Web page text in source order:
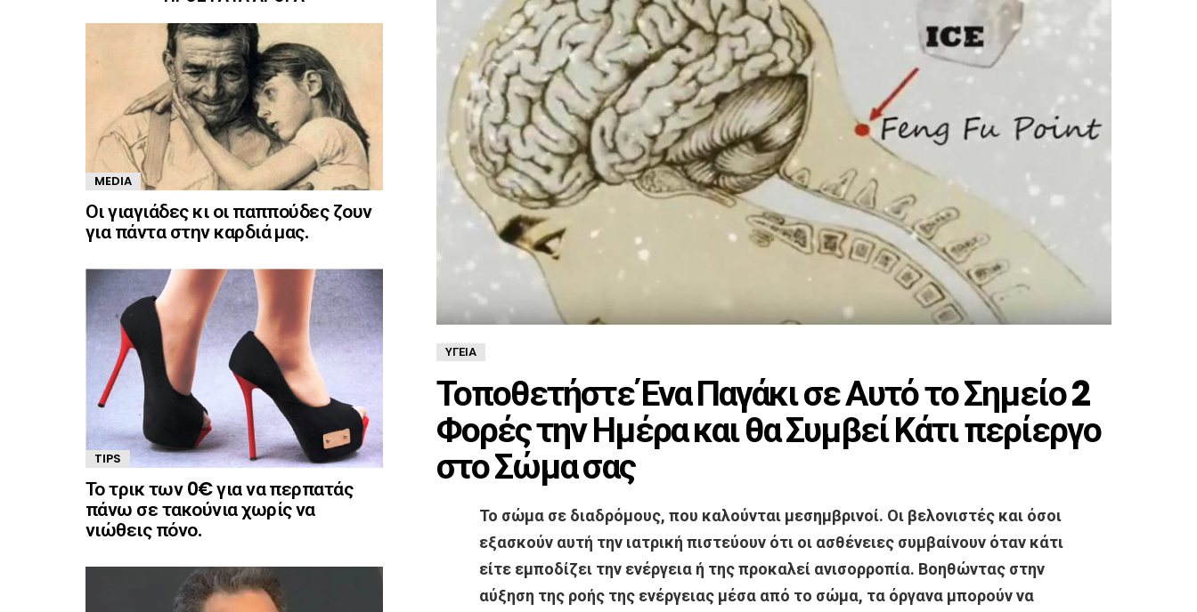
ΥΓΕΊΑ
Τοποθετήστε Ένα Παγάκι σε Αυτό το Σημείο 2
Φορές την Ημέρα και θα Συμβεί Κάτι περίεργο
στο Σώμα σας
Το σώμα σε διαδρόμους, που καλούνται μεσημβρινοί. Οι βελονιστές και όσοι
εξασκούν αυτή την ιατρική πιστεύουν ότι οι ασθένειες συμβαίνουν όταν κάτι
είτε εμποδίζει την ενέργεια ή της προκαλεί ανισορροπία. Βοηθώντας στην
αύξηση της ροής της ενέργειας μέσα από το σώμα, τα όργανα μπορούν να
MEDIA
Οι γιαγιάδες κι οι παππούδες ζουν
για πάντα στην καρδιά μας.
TIPS
Το τρικ των 0€ για να περπατάς
πάνω σε τακούνια χωρίς να
νιώθεις πόνο.